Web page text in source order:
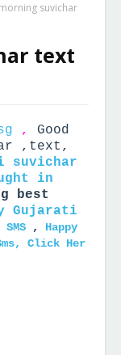
suvichar
text
, Good
,text,
suvichar
in
best
Gujarati
, Happy
Click Her